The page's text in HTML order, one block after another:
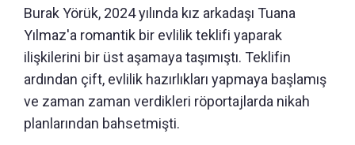
Burak Yörük, 2024 yılında kız arkadaşı Tuana
Yılmaz'a romantik bir evlilik teklifi yaparak
ilişkilerini bir üst aşamaya taşımıştı. Teklifin
ardından çift, evlilik hazırlıkları yapmaya başlamış
ve zaman zaman verdikleri röportajlarda nikah
planlarından bahsetmişti.